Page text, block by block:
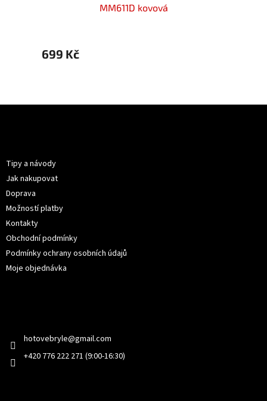
MM611D kovová
699 Kč
Tipy a návody
Jak nakupovat
Doprava
Možností platby
Kontakty
Obchodní podmínky
Podmínky ochrany osobních údajů
Moje objednávka
hotovebryle@gmail.com
+420 776 222 271 (9:00-16:30)